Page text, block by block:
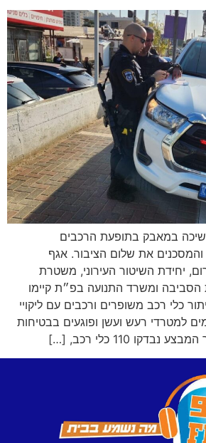
במאבק בתופעת הרכבים
והמסכנים את שלום הציבור. אגף
יחידת השיטור העירוני, משטרת
ומשרד התנועה בפ״ת קיימו
כלי רכב משופרים ורכבים עם ליקויי
למטרדי רעש ועשן ופוגעים בבטיחות
110 כלי רכב, […]